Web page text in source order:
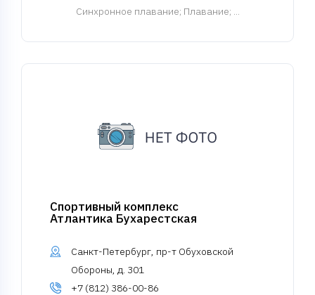
Синхронное плавание; Плавание; ...
Спортивный комплекс
Атлантика Бухарестская
Санкт-Петербург, пр-т Обуховской
Обороны, д. 301
+7 (812) 386-00-86